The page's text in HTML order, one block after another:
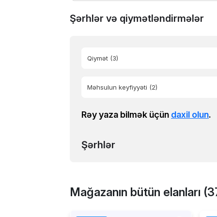
Şərhlər və qiymətləndirmələr
Qiymət (3)
Məhsulun keyfiyyəti (2)
Rəy yaza bilmək üçün daxil olun.
Şərhlər
Mağazanın bütün elanları